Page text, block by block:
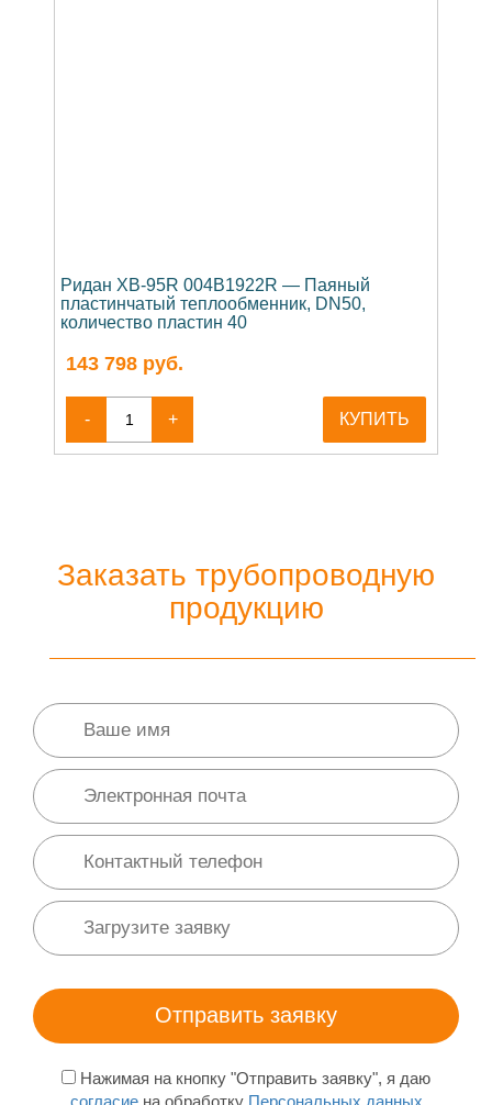
Ридан XB-95R 004B1922R — Паяный
пластинчатый теплообменник, DN50,
количество пластин 40
143 798 руб.
- + КУПИТЬ
Заказать трубопроводную
продукцию
Нажимая на кнопку "Отправить заявку", я даю
согласиена обработку Персональных данных